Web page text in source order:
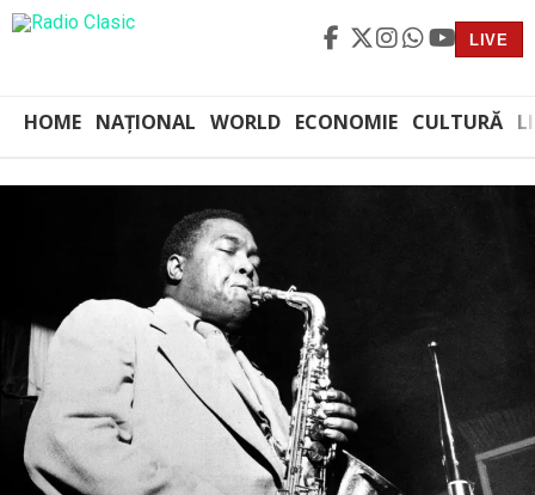
LIVE
HOME NAȚIONAL WORLD ECONOMIE CULTURĂ